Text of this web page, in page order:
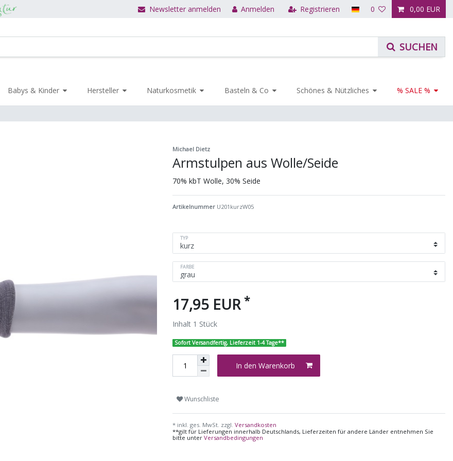
Newsletter anmelden Anmelden Registrieren 0 0,00 EUR
Babys & Kinder Hersteller Naturkosmetik Basteln & Co Schönes & Nützliches % SALE %
Michael Dietz
Armstulpen aus Wolle/Seide
70% kbT Wolle, 30% Seide
Artikelnummer U201kurzW05
TYP
FARBE
17,95 EUR *
Inhalt 1 Stück
Sofort Versandfertig, Lieferzeit 1-4 Tage**
In den Warenkorb
Wunschliste
* inkl. ges. MwSt. zzgl. Versandkosten
**gilt für Lieferungen innerhalb Deutschlands, Lieferzeiten für andere Länder entnehmen Sie
bitte unter Versandbedingungen